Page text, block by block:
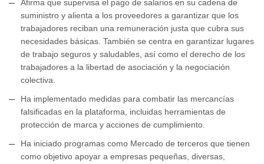
Afirma que supervisa el pago de salarios en su cadena de
suministro y alienta a los proveedores a garantizar que los
trabajadores reciban una remuneración justa que cubra sus
necesidades básicas. También se centra en garantizar lugares
de trabajo seguros y saludables, así como el derecho de los
trabajadores a la libertad de asociación y la negociación
colectiva.
Ha implementado medidas para combatir las mercancías
falsificadas en la plataforma, incluidas herramientas de
protección de marca y acciones de cumplimiento.
Ha iniciado programas como Mercado de terceros que tienen
como objetivo apoyar a empresas pequeñas, diversas,